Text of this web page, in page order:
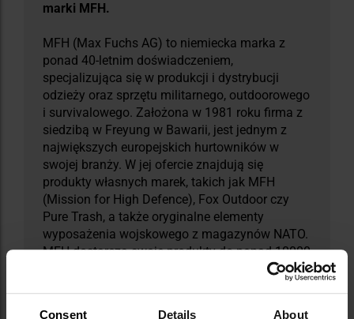
Consent Details About
marki MFH.
MFH (Max Fuchs AG) to niemiecka marka z
ponad 40-letnim doświadczeniem,
specjalizująca się w produkcji i dystrybucji
odzieży oraz sprzętu militarnego, outdoorowego
i survivalowego. Założona w 1981 roku firma z
siedzibą w Freyung w Bawarii, jest jednym z
największych europejskich hurtowników w
swojej branży. W jej ofercie znajdują się
produkty własnych marek, takich jak MFH
(Mission for High Defence), Fox Outdoor czy
Pure Trash, a także oryginalne elementy
wyposażenia wojskowego z magazynów NATO.
MFH dostarcza swoje produkty do ponad 10000
partnerów handlowych na całym świecie,